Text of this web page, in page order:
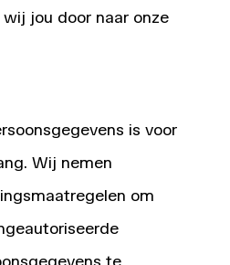
jou door naar onze
is voor
Wij nemen
om